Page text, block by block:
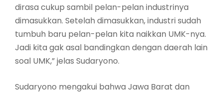
dirasa cukup sambil pelan-pelan industrinya
dimasukkan. Setelah dimasukkan, industri sudah
tumbuh baru pelan-pelan kita naikkan UMK-nya.
Jadi kita gak asal bandingkan dengan daerah lain
soal UMK,” jelas Sudaryono.
Sudaryono mengakui bahwa Jawa Barat dan